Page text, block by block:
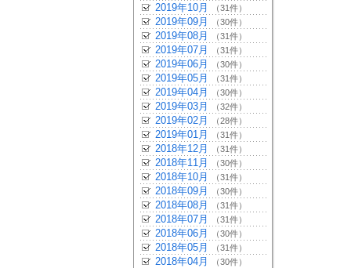
2019年10月 （31件）
2019年09月 （30件）
2019年08月 （31件）
2019年07月 （31件）
2019年06月 （30件）
2019年05月 （31件）
2019年04月 （30件）
2019年03月 （32件）
2019年02月 （28件）
2019年01月 （31件）
2018年12月 （31件）
2018年11月 （30件）
2018年10月 （31件）
2018年09月 （30件）
2018年08月 （31件）
2018年07月 （31件）
2018年06月 （30件）
2018年05月 （31件）
2018年04月 （30件）